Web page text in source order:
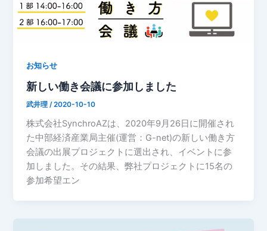
お知らせ
新しい働き会議に参加しました
武井理 /2020-10-10
株式会社SynchroAZは、2020年9月26日に開催され
た中部経済産業局主催(運営：G-net)の新しい働き方
会議の出展プロジェクトに選出され、イベントに参
加しました。その結果、弊社プロジェクトに15名の
参加希望エン